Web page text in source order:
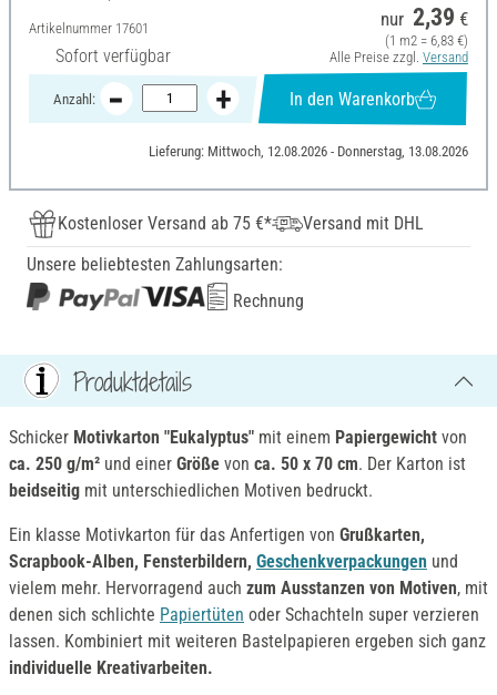
Artikelnummer 17601
Sofort verfügbar
nur 2,39 €
(1 m2 = 6,83 €)
Alle Preise zzgl. Versand
Anzahl: In den Warenkorb
Lieferung: Mittwoch, 12.08.2026 - Donnerstag, 13.08.2026
Kostenloser Versand ab 75 €*
Versand mit DHL
Unsere beliebtesten Zahlungsarten:
Rechnung
Produktdetails
Schicker Motivkarton "Eukalyptus" mit einem Papiergewicht von
ca. 250 g/m² und einer Größe von ca. 50 x 70 cm. Der Karton ist
beidseitig mit unterschiedlichen Motiven bedruckt.
Ein klasse Motivkarton für das Anfertigen von Grußkarten,
Scrapbook-Alben, Fensterbildern, Geschenkverpackungen und
vielem mehr. Hervorragend auch zum Ausstanzen von Motiven, mit
denen sich schlichte Papiertüten oder Schachteln super verzieren
lassen. Kombiniert mit weiteren Bastelpapieren ergeben sich ganz
individuelle Kreativarbeiten.